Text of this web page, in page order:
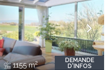
1155 m2
DEMANDE
D'INFOS